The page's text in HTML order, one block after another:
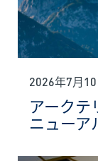
2026年7月
アークテ
ニューア